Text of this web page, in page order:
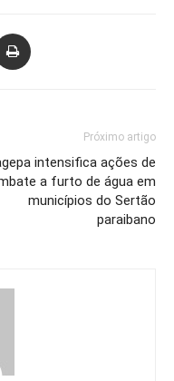
Próximo artigo
intensifica ações de
a furto de água em
municípios do Sertão
paraibano